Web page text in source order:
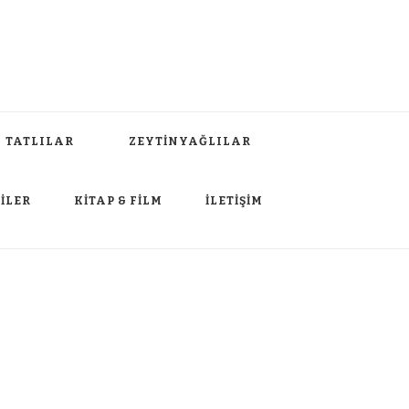
TATLILAR ZEYTİNYAĞLILAR
KİTAP & FİLM İLETİŞİM